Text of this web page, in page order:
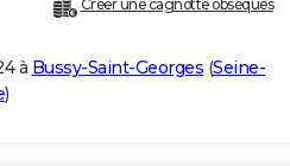
Créer une cagnotte obsèques
à Bussy-Saint-Georges (Seine-
)